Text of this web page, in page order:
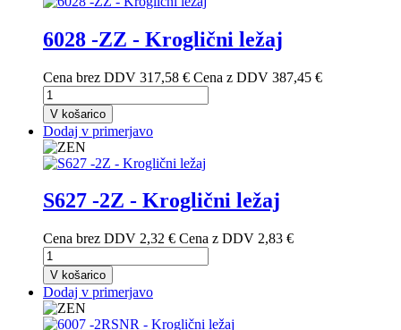
6028 -ZZ - Kroglični ležaj
Cena brez DDV 317,58 € Cena z DDV 387,45 €
V košarico
Dodaj v primerjavo
S627 -2Z - Kroglični ležaj
Cena brez DDV 2,32 € Cena z DDV 2,83 €
V košarico
Dodaj v primerjavo